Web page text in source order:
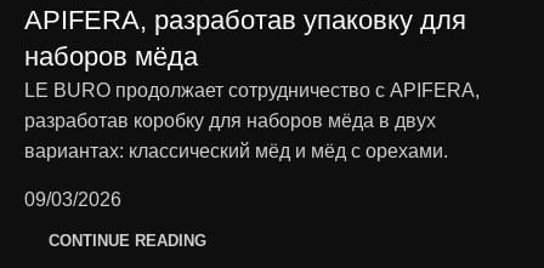
APIFERA, разработав упаковку для
наборов мёда
LE BURO продолжает сотрудничество с APIFERA,
разработав коробку для наборов мёда в двух
вариантах: классический мёд и мёд с орехами.
09/03/2026
CONTINUE READING